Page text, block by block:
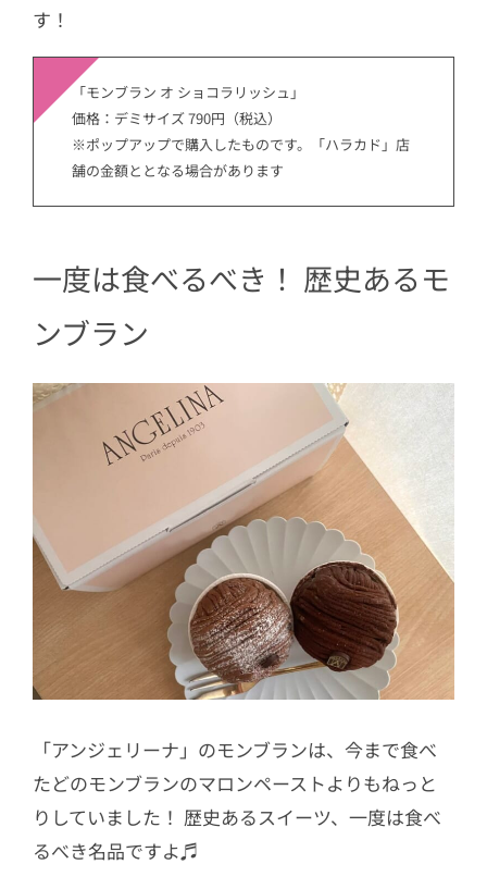
す！
「モンブラン オ ショコラリッシュ」
価格：デミサイズ 790円（税込）
※ポップアップで購入したものです。「ハラカド」店
舗の金額ととなる場合があります
一度は食べるべき！ 歴史あるモ
ンブラン
「アンジェリーナ」のモンブランは、今まで食べ
たどのモンブランのマロンペーストよりもねっと
りしていました！ 歴史あるスイーツ、一度は食べ
るべき名品ですよ♬